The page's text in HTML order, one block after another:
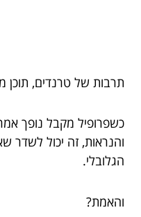
תרבות של טרנדים, תוכן
כשפרופיל מקבל נופך
והנראות, זה יכול
הגלובלי.
והאמת?